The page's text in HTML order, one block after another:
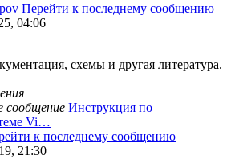
Перейти к последнему сообщению
04:06
схемы и другая литература.
сообщение Инструкция по
Vi…
к последнему сообщению
21:30